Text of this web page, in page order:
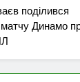
поділився
матчу Динамо